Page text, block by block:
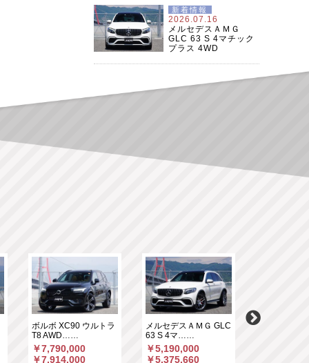
新着情報
2026.07.16
メルセデスＡＭＧ
GLC 63 S 4マチック
プラス 4WD
ボルボ XC90 ウルトラ
T8 AWD……
￥7,790,000
￥7,914,000
メルセデスＡＭＧ GLC
63 S 4マ……
￥5,190,000
￥5,375,660